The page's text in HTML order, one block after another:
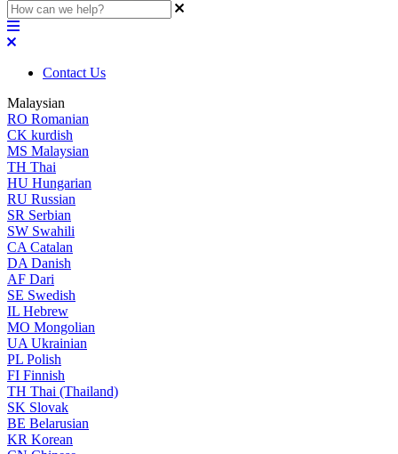
Contact Us
Malaysian
RO Romanian
CK kurdish
MS Malaysian
TH Thai
HU Hungarian
RU Russian
SR Serbian
SW Swahili
CA Catalan
DA Danish
AF Dari
SE Swedish
IL Hebrew
MO Mongolian
UA Ukrainian
PL Polish
FI Finnish
TH Thai (Thailand)
SK Slovak
BE Belarusian
KR Korean